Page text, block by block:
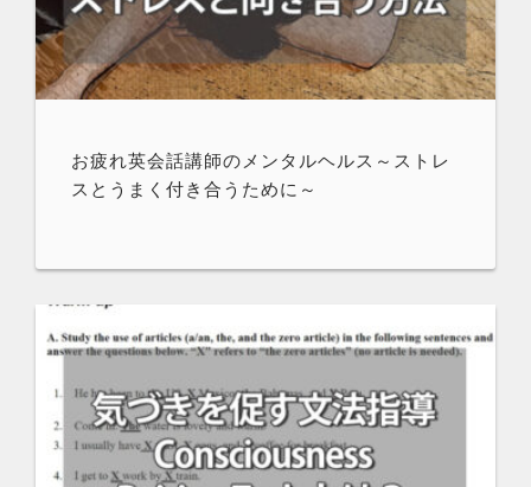
お疲れ英会話講師のメンタルヘルス～ストレ
スとうまく付き合うために～